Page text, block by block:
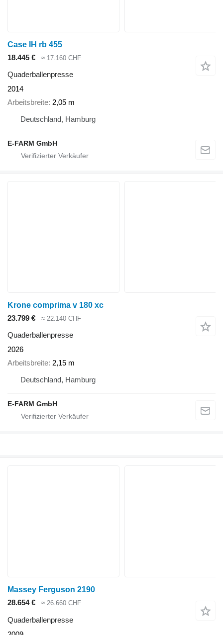
Case IH rb 455
18.445 €
≈ 17.160 CHF
Quaderballenpresse
2014
Arbeitsbreite 2,05 m
Deutschland, Hamburg
E-FARM GmbH
Krone comprima v 180 xc
23.799 €
≈ 22.140 CHF
Quaderballenpresse
2026
Arbeitsbreite 2,15 m
Deutschland, Hamburg
E-FARM GmbH
Massey Ferguson 2190
28.654 €
≈ 26.660 CHF
Quaderballenpresse